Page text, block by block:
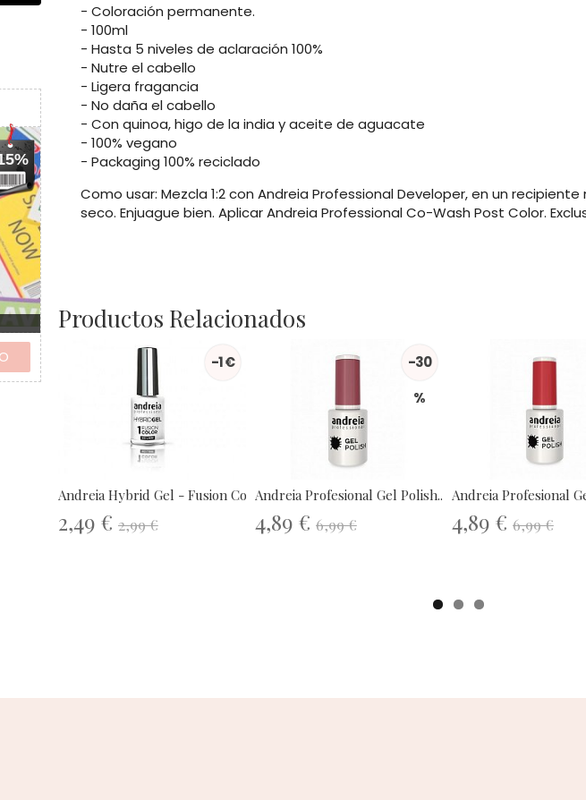
- Coloración permanente.
- 100ml
- Hasta 5 niveles de aclaración 100%
- Nutre el cabello
- Ligera fragancia
- No daña el cabello
- Con quinoa, higo de la india y aceite de aguacate
- 100% vegano
- Packaging 100% reciclado
Como usar: Mezcla 1:2 con Andreia Professional Developer, en un
seco. Enjuague bien. Aplicar Andreia Professional Co-Wash Post Color.
Productos Relacionados
-1 €
Andreia Hybrid Gel - Fusion Color 1
2,49 € 2,99 €
-30
%
Andreia Profesional Gel Polish...
4,89 € 6,99 €
Andreia Profesional
4,89 € 6,99 €